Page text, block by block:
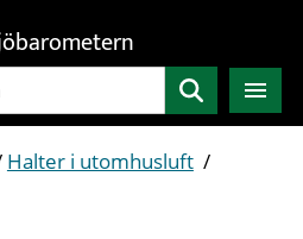
Sök
Halter i utomhusluft /